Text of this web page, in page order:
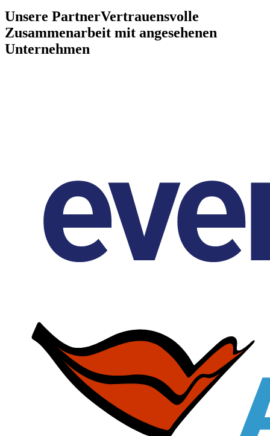
Unsere PartnerVertrauensvolle
Zusammenarbeit mit angesehenen
Unternehmen